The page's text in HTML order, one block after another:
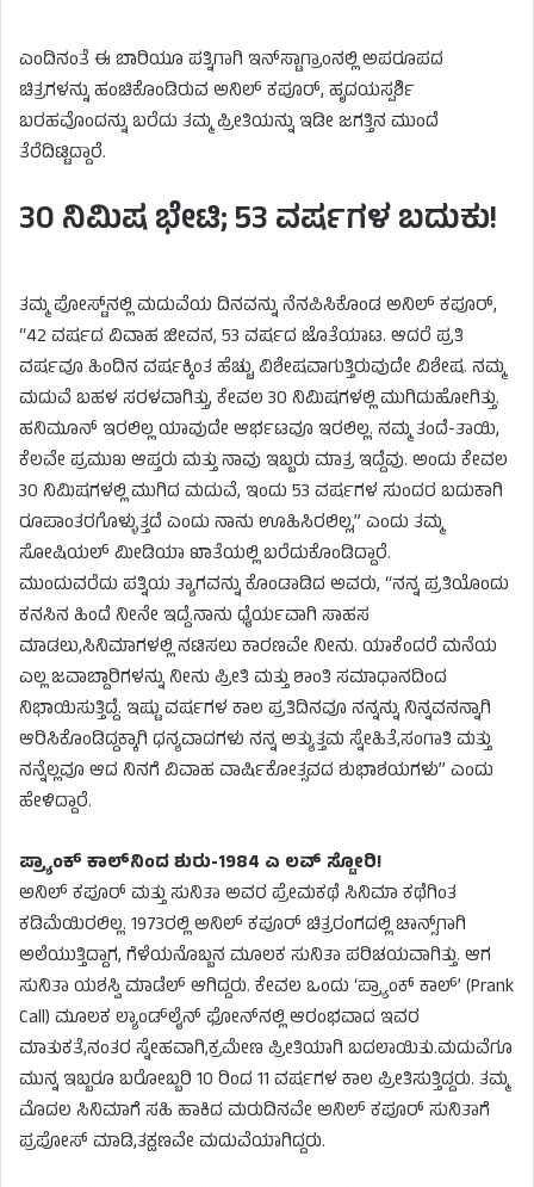
ಎಂದಿನಂತೆ ಈ ಬಾರಿಯೂ ಪತ್ನಿಗಾಗಿ ಇನ್‌ಸ್ಟಾಗ್ರಾಂನಲ್ಲಿ ಅಪರೂಪದ
ಚಿತ್ರಗಳನ್ನು ಹಂಚಿಕೊಂಡಿರುವ ಅನಿಲ್ ಕಪೂರ್, ಹೃದಯಸ್ಪರ್ಶಿ
ಬರಹವೊಂದನ್ನು ಬರೆದು ತಮ್ಮ ಪ್ರೀತಿಯನ್ನು ಇಡೀ ಜಗತ್ತಿನ ಮುಂದೆ
ತೆರೆದಿಟ್ಟಿದ್ದಾರೆ.
30 ನಿಮಿಷ ಭೇಟಿ; 53 ವರ್ಷಗಳ ಬದುಕು!
ತಮ್ಮ ಪೋಸ್ಟ್‌ನಲ್ಲಿ ಮದುವೆಯ ದಿನವನ್ನು ನೆನಪಿಸಿಕೊಂಡ ಅನಿಲ್ ಕಪೂರ್,
“42 ವರ್ಷದ ವಿವಾಹ ಜೀವನ, 53 ವರ್ಷದ ಜೊತೆಯಾಟ. ಆದರೆ ಪ್ರತಿ
ವರ್ಷವೂ ಹಿಂದಿನ ವರ್ಷಕ್ಕಿಂತ ಹೆಚ್ಚು ವಿಶೇಷವಾಗುತ್ತಿರುವುದೇ ವಿಶೇಷ. ನಮ್ಮ
ಮದುವೆ ಬಹಳ ಸರಳವಾಗಿತ್ತು, ಕೇವಲ 30 ನಿಮಿಷಗಳಲ್ಲಿ ಮುಗಿದುಹೋಗಿತ್ತು.
ಹನಿಮೂನ್ ಇರಲಿಲ್ಲ ಯಾವುದೇ ಆರ್ಭಟವೂ ಇರಲಿಲ್ಲ. ನಮ್ಮ ತಂದೆ-ತಾಯಿ,
ಕೆಲವೇ ಪ್ರಮುಖ ಆಪ್ತರು ಮತ್ತು ನಾವು ಇಬ್ಬರು ಮಾತ್ರ ಇದ್ದೆವು. ಅಂದು ಕೇವಲ
30 ನಿಮಿಷಗಳಲ್ಲಿ ಮುಗಿದ ಮದುವೆ, ಇಂದು 53 ವರ್ಷಗಳ ಸುಂದರ ಬದುಕಾಗಿ
ರೂಪಾಂತರಗೊಳ್ಳುತ್ತದೆ ಎಂದು ನಾನು ಊಹಿಸಿರಲಿಲ್ಲ,” ಎಂದು ತಮ್ಮ
ಸೋಷಿಯಲ್ ಮೀಡಿಯಾ ಖಾತೆಯಲ್ಲಿ ಬರೆದುಕೊಂಡಿದ್ದಾರೆ.
ಮುಂದುವರೆದು ಪತ್ನಿಯ ತ್ಯಾಗವನ್ನು ಕೊಂಡಾಡಿದ ಅವರು, “ನನ್ನ ಪ್ರತಿಯೊಂದು
ಕನಸಿನ ಹಿಂದೆ ನೀನೇ ಇದ್ದೆ.ನಾನು ಧೈರ್ಯವಾಗಿ ಸಾಹಸ
ಮಾಡಲು,ಸಿನಿಮಾಗಳಲ್ಲಿ ನಟಿಸಲು ಕಾರಣವೇ ನೀನು. ಯಾಕೆಂದರೆ ಮನೆಯ
ಎಲ್ಲ ಜವಾಬ್ದಾರಿಗಳನ್ನು ನೀನು ಪ್ರೀತಿ ಮತ್ತು ಶಾಂತಿ ಸಮಾಧಾನದಿಂದ
ನಿಭಾಯಿಸುತ್ತಿದ್ದೆ. ಇಷ್ಟು ವರ್ಷಗಳ ಕಾಲ ಪ್ರತಿದಿನವೂ ನನ್ನನ್ನು ನಿನ್ನವನನ್ನಾಗಿ
ಆರಿಸಿಕೊಂಡಿದ್ದಕ್ಕಾಗಿ ಧನ್ಯವಾದಗಳು ನನ್ನ ಅತ್ಯುತ್ತಮ ಸ್ನೇಹಿತೆ,ಸಂಗಾತಿ ಮತ್ತು
ನನ್ನೆಲ್ಲವೂ ಆದ ನಿನಗೆ ವಿವಾಹ ವಾರ್ಷಿಕೋತ್ಸವದ ಶುಭಾಶಯಗಳು” ಎಂದು
ಹೇಳಿದ್ದಾರೆ.
ಪ್ರ್ಯಾಂಕ್ ಕಾಲ್‌ನಿಂದ ಶುರು-1984 ಎ ಲವ್ ಸ್ಟೋರಿ!
ಅನಿಲ್ ಕಪೂರ್ ಮತ್ತು ಸುನಿತಾ ಅವರ ಪ್ರೇಮಕಥೆ ಸಿನಿಮಾ ಕಥೆಗಿಂತ
ಕಡಿಮೆಯಿರಲಿಲ್ಲ. 1973ರಲ್ಲಿ ಅನಿಲ್ ಕಪೂರ್ ಚಿತ್ರರಂಗದಲ್ಲಿ ಚಾನ್ಸ್‌ಗಾಗಿ
ಅಲೆಯುತ್ತಿದ್ದಾಗ, ಗೆಳೆಯನೊಬ್ಬನ ಮೂಲಕ ಸುನಿತಾ ಪರಿಚಯವಾಗಿತ್ತು. ಆಗ
ಸುನಿತಾ ಯಶಸ್ವಿ ಮಾಡೆಲ್ ಆಗಿದ್ದರು. ಕೇವಲ ಒಂದು ‘ಪ್ರ್ಯಾಂಕ್ ಕಾಲ್’ (Prank
Call) ಮೂಲಕ ಲ್ಯಾಂಡ್‌ಲೈನ್ ಫೋನ್‌ನಲ್ಲಿ ಆರಂಭವಾದ ಇವರ
ಮಾತುಕತೆ,ನಂತರ ಸ್ನೇಹವಾಗಿ,ಕ್ರಮೇಣ ಪ್ರೀತಿಯಾಗಿ ಬದಲಾಯಿತು.ಮದುವೆಗೂ
ಮುನ್ನ ಇಬ್ಬರೂ ಬರೋಬ್ಬರಿ 10 ರಿಂದ 11 ವರ್ಷಗಳ ಕಾಲ ಪ್ರೀತಿಸುತ್ತಿದ್ದರು. ತಮ್ಮ
ಮೊದಲ ಸಿನಿಮಾಗೆ ಸಹಿ ಹಾಕಿದ ಮರುದಿನವೇ ಅನಿಲ್ ಕಪೂರ್ ಸುನಿತಾಗೆ
ಪ್ರಪೋಸ್ ಮಾಡಿ,ತಕ್ಷಣವೇ ಮದುವೆಯಾಗಿದ್ದರು.